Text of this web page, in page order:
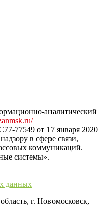
области на сайте
аналитический
77549 от 17 января 2020
в сфере связи,
коммуникаций.
системы».
данных
г. Новомосковск,